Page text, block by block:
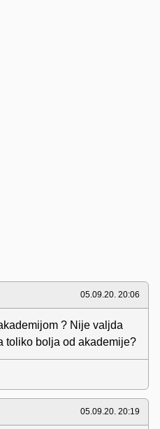
05.09.20. 20:06
? Nije valjda
toliko bolja od akademije?
05.09.20. 20:19